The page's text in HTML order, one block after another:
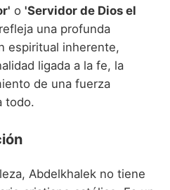
o 'Servidor de Dios el
una profunda
espiritual inherente,
ligada a la fe, la
de una fuerza
todo.
Abdelkhalek no tiene